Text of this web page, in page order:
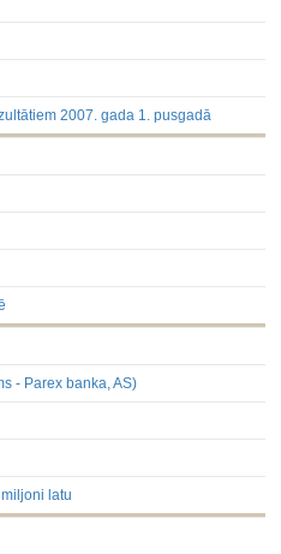
2007. gada 1. pusgadā
- Parex banka, AS)
latu